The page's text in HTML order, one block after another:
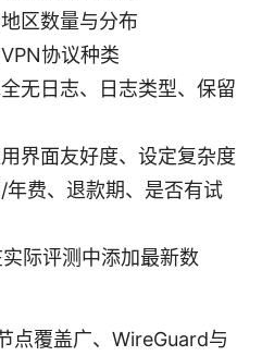
区数量与分布
协议种类
无日志、日志类型、保留
界面友好度、设定复杂度
费、退款期、是否有试
际评测中添加最新数
点覆盖广、WireGuard与